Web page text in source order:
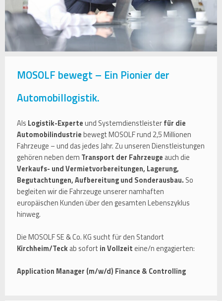
MOSOLF bewegt – Ein Pionier der
Automobillogistik.
Als Logistik-Experteund Systemdienstleisterfür die
Automobilindustriebewegt MOSOLF rund 2,5 Millionen
Fahrzeuge – und das jedes Jahr. Zu unseren Dienstleistungen
gehören neben dem Transport der Fahrzeuge auch die
Verkaufs- und Vermietvorbereitungen, Lagerung,
Begutachtungen, Aufbereitung und Sonderausbau. So
begleiten wir die Fahrzeuge unserer namhaften
europäischen Kunden über den gesamten Lebenszyklus
hinweg.
Die MOSOLF SE & Co. KG sucht für den Standort
Kirchheim/Teckab sofort in Vollzeit eine/n engagierten:
Application Manager (m/w/d) Finance & Controlling